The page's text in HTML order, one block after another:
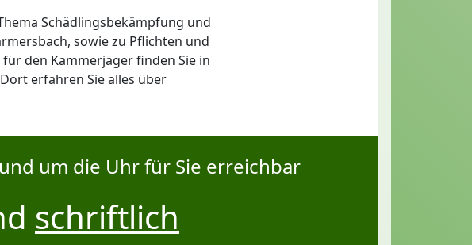
Schädlingsbekämpfung und
sowie zu Pflichten und
den Kammerjäger finden Sie in
erfahren Sie alles über
um die Uhr für Sie erreichbar
schriftlich